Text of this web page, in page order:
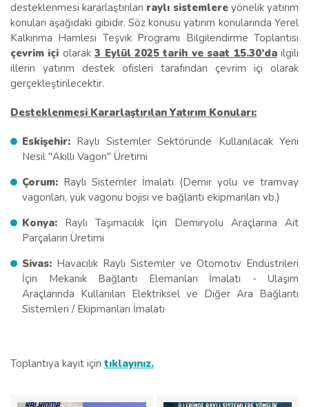
desteklenmesi kararlaştırılan raylı sistemlere yönelik yatırım
konuları aşağıdaki gibidir. Söz konusu yatırım konularında Yerel
Kalkınma Hamlesi Teşvik Programı Bilgilendirme Toplantısı
çevrim içi olarak3 Eylül 2025 tarih ve saat 15.30’dailgili
illerin yatırım destek ofisleri tarafından çevrim içi olarak
gerçekleştirilecektir.
Desteklenmesi Kararlaştırılan Yatırım Konuları:
Eskişehir: Raylı Sistemler Sektöründe Kullanılacak Yeni
Nesil "Akıllı Vagon" Üretimi
Çorum: Raylı Sistemler İmalatı (Demir yolu ve tramvay
vagonları, yük vagonu bojisi ve bağlantı ekipmanları vb.)
Konya: Raylı Taşımacılık İçin Demiryolu Araçlarına Ait
Parçaların Üretimi
Sivas: Havacılık Raylı Sistemler ve Otomotiv Endüstrileri
İçin Mekanik Bağlantı Elemanları İmalatı - Ulaşım
Araçlarında Kullanılan Elektriksel ve Diğer Ara Bağlantı
Sistemleri / Ekipmanları İmalatı
Toplantıya kayıt için tıklayınız.